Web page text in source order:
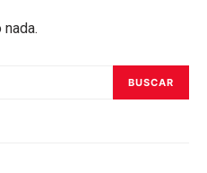
BUSCAR